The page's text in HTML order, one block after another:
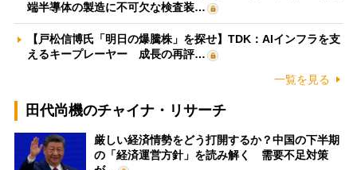
端半導体の製造に不可欠な検査装…
【戸松信博氏「明日の爆騰株」を探せ】TDK：AIインフラを支
えるキープレーヤー 成長の再評…
一覧を見る
田代尚機のチャイナ・リサーチ
厳しい経済情勢をどう打開するか？中国の下半期
の「経済運営方針」を読み解く 需要不足対策